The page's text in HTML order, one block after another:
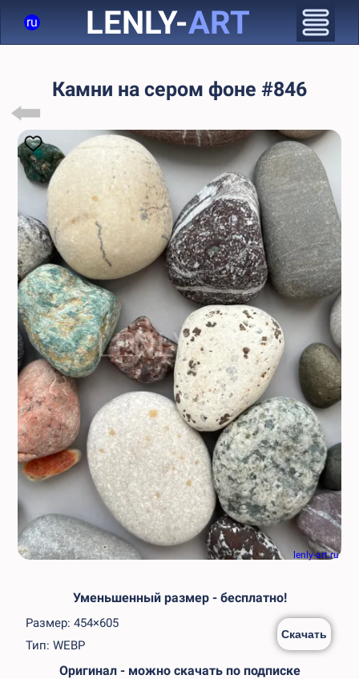
ru LENLY-ART
Камни на сером фоне #846
lenly-art.ru
Уменьшенный размер - бесплатно!
Размер: 454×605
Тип: WEBP
Скачать
Оригинал - можно скачать по подписке